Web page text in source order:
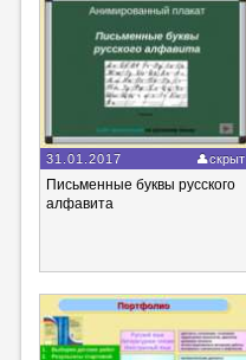
31.01.2017 скрыт
Письменные буквы русского
алфавита